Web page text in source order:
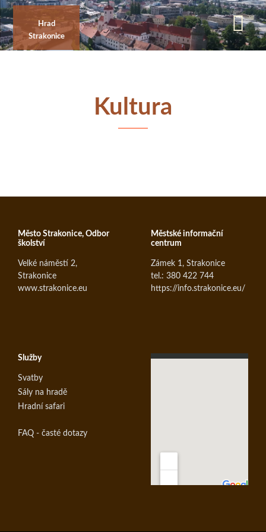
Přejít
k
hlavnímu
obsahu
Hrad
Strakonice
Kultura
Město Strakonice, Odbor
školství
Velké náměstí 2,
Strakonice
www.strakonice.eu
Městské informační
centrum
Zámek 1, Strakonice
tel.: 380 422 744
https://info.strakonice.eu/
Služby
Svatby
Sály na hradě
Hradní safari
FAQ - časté dotazy